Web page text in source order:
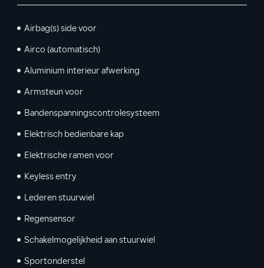
Airbag(s) side voor
Airco (automatisch)
Aluminium interieur afwerking
Armsteun voor
Bandenspanningscontrolesysteem
Elektrisch bedienbare kap
Elektrische ramen voor
Keyless entry
Lederen stuurwiel
Regensensor
Schakelmogelijkheid aan stuurwiel
Sportonderstel